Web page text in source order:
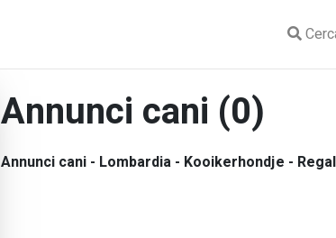
Annunci cani (0)
Annunci cani - Lombardia - Kooikerhondje -